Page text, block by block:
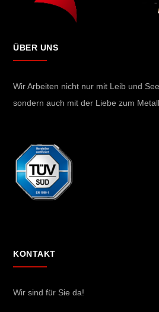
ÜBER UNS
Wir Arbeiten nicht nur mit Leib und
sondern auch mit der Liebe zum Metall
KONTAKT
Wir sind für Sie da!